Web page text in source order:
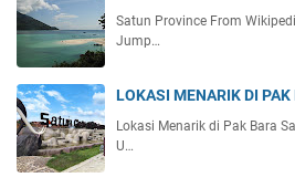
Satun Province From
Jump…
LOKASI MENARIK DI
Lokasi Menarik di Pak Bara
U…